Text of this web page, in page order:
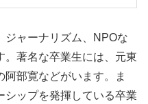
ジャーナリズム、NPOな
。著名な卒業生には、元東
部寛などがいます。ま
シップを発揮している卒業